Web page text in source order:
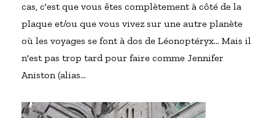
cas, c'est que vous êtes complètement à côté de la
plaque et/ou que vous vivez sur une autre planète
où les voyages se font à dos de Léonoptéryx... Mais il
n'est pas trop tard pour faire comme Jennifer
Aniston (alias…